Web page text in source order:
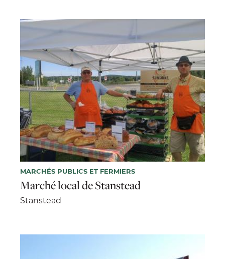
MARCHÉS PUBLICS ET FERMIERS
Marché local de Stanstead
Stanstead